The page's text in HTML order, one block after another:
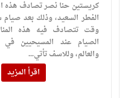
كريستين حنا نصر تصادف هذه
الفطر السعيد، وذلك بعد
وقت تتصادف فيه هذه
الصيام عند المسيحيين في
والعالم، وللاسف تأتي...
اقرأ المزيد